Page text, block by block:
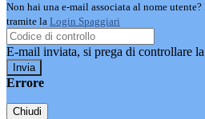
Non hai una e-mail associata al nome
tramite la Login Spaggiari
E-mail inviata, si prega di controllare
Errore
Chiudi